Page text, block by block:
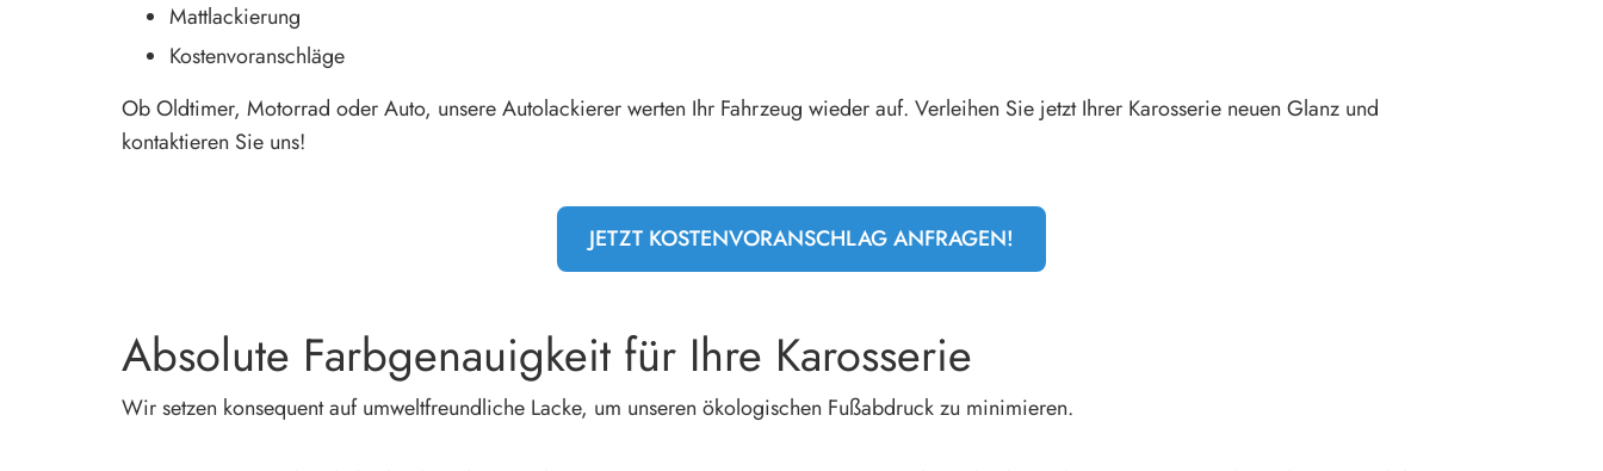
Mattlackierung
Kostenvoranschläge
Ob Oldtimer, Motorrad oder Auto, unsere Autolackierer werten Ihr Fahrzeug wieder auf. Verleihen Sie jetzt Ihrer Karosserie neuen Glanz und
kontaktieren Sie uns!
JETZT KOSTENVORANSCHLAG ANFRAGEN!
Absolute Farbgenauigkeit für Ihre Karosserie
Wir setzen konsequent auf umweltfreundliche Lacke, um unseren ökologischen Fußabdruck zu minimieren.